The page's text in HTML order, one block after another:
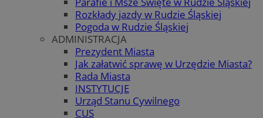
Rozkłady jazdy w Rudzie Śląskiej
Pogoda w Rudzie Śląskiej
ADMINISTRACJA
Prezydent Miasta
Jak załatwić sprawę w Urzędzie Miasta?
Rada Miasta
INSTYTUCJE
Urząd Stanu Cywilnego
CUS